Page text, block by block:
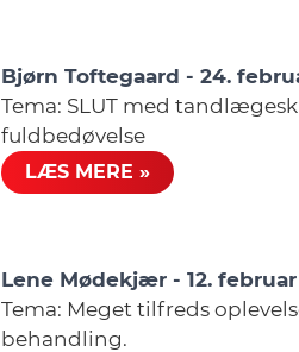
Bjørn Toftegaard - 24.
Tema: SLUT med
fuldbedøvelse
LÆS MERE »
Lene Mødekjær - 12.
Tema: Meget tilfreds
behandling.